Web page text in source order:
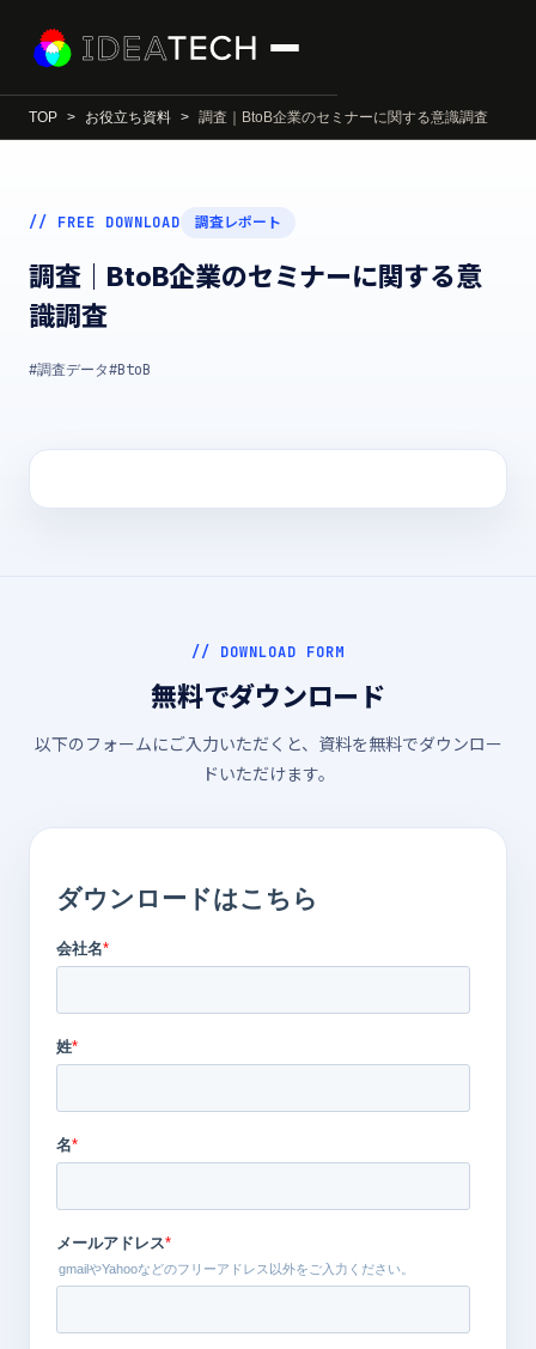
TOP お役立ち資料 調査｜BtoB企業のセミナーに関する意識調査
// FREE DOWNLOAD 調査レポート
調査｜BtoB企業のセミナーに関する意
識調査
#調査データ#BtoB
// DOWNLOAD FORM
無料でダウンロード
以下のフォームにご入力いただくと、資料を無料でダウンロー
ドいただけます。